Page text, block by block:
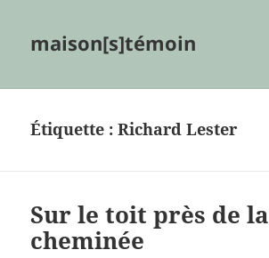
maison[s]témoin
Étiquette :Richard Lester
Sur le toit près de la
cheminée